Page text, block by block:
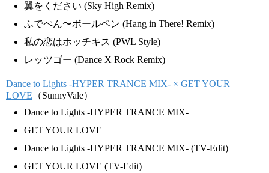
翼をください (Sky High Remix)
ふでぺん〜ボールペン (Hang in There! Remix)
私の恋はホッチキス (PWL Style)
レッツゴー (Dance X Rock Remix)
Dance to Lights -HYPER TRANCE MIX- × GET YOUR
LOVE （SunnyVale）
Dance to Lights -HYPER TRANCE MIX-
GET YOUR LOVE
Dance to Lights -HYPER TRANCE MIX- (TV-Edit)
GET YOUR LOVE (TV-Edit)